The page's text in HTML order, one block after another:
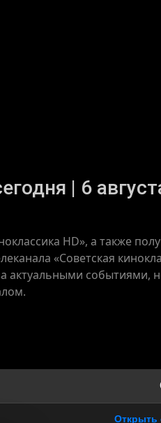
| 6
HD», а также
«Советская
актуальными событиями,
Открыть